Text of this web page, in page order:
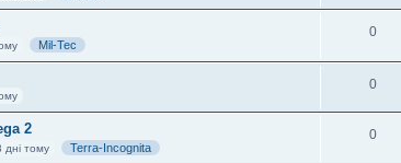
Mil-Tec
0
0
2
дні тому Terra-Incognita
0